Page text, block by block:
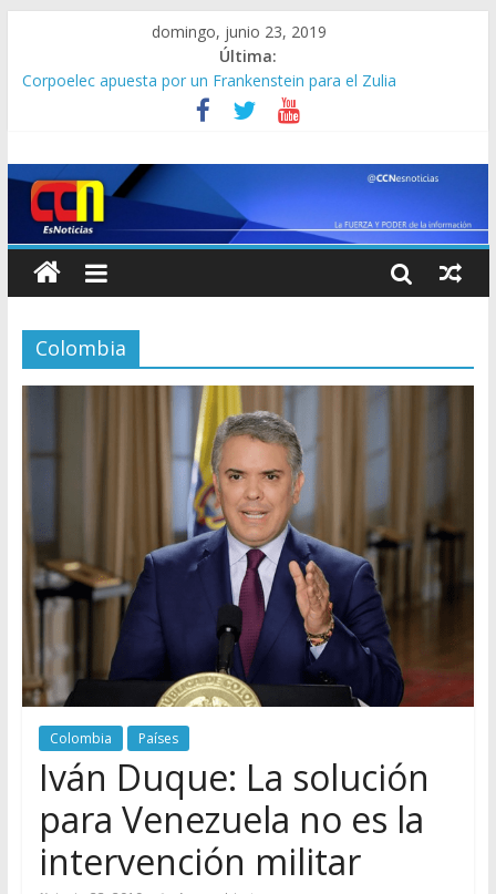
domingo, junio 23, 2019
Última:
Lo que se sabe de los militares y funcionarios del Cicpc
detenidos en las últimas horas
Corpoelec apuesta por un Frankenstein para el Zulia
Detienen a “El Yiyo” uno de los 10 más buscados en Carabobo
Detuvieron a dos venezolanos en Colombia por robarse un
taxi
Colombia
Colombia Países
Iván Duque: La solución
para Venezuela no es la
intervención militar